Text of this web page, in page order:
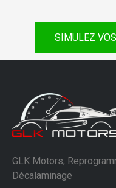
SIMULEZ
GLK Motors,
Décalaminage